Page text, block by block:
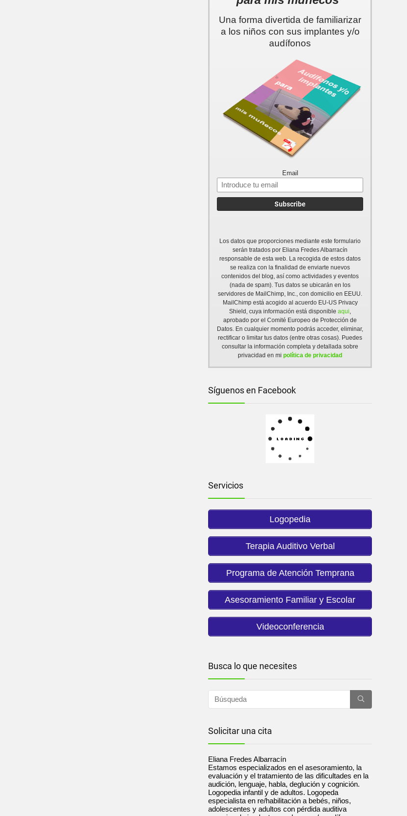
Una forma divertida de familiarizar
a los niños con sus implantes y/o
audífonos
Email
Los datos que proporciones mediante este formulario
serán tratados por Eliana Fredes Albarracín
responsable de esta web. La recogida de estos datos
se realiza con la finalidad de enviarte nuevos
contenidos del blog, así como actividades y eventos
(nada de spam). Tus datos se ubicarán en los
servidores de MailChimp, Inc., con domicilio en EEUU.
MailChimp está acogido al acuerdo EU-US Privacy
Shield, cuya información está disponible aqui
aprobado por el Comité Europeo de Protección de
Datos. En cualquier momento podrás acceder, eliminar,
rectificar o limitar tus datos (entre otras cosas). Puedes
consultar la información completa y detallada sobre
privacidad en mi política de privacidad
Síguenos en Facebook
Servicios
Logopedia
Terapia Auditivo Verbal
Programa de Atención Temprana
Asesoramiento Familiar y Escolar
Videoconferencia
Busca lo que necesites
Solicitar una cita
Eliana Fredes Albarracín
Estamos especializados en el asesoramiento, la
evaluación y el tratamiento de las dificultades en la
audición, lenguaje, habla, deglución y cognición.
Logopedia infantil y de adultos. Logopeda
especialista en re/habilitación a bebés, niños,
adolescentes y adultos con pérdida auditiva